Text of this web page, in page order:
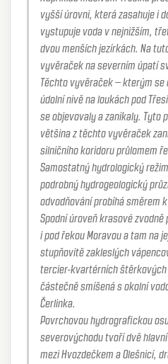
vyšší úrovni, která zasahuje i
vystupuje voda v nejnižším,
dvou menších jezírkách. Na tuto
vyvěraček na severním úpatí
Těchto vyvěraček – kterým se obecně říká
údolní nivě na loukách pod
se objevovaly a zanikaly. Tyto
většina z těchto vyvěraček zanikla, po vybudování nového
silničního koridoru průlomem řeky Moravy mezi
Samostatný hydrologický
podrobný hydrogeologický průzkum v dobývacím prostoru této kry, její
odvodňování probíhá směrem k východu
Spodní úroveň krasové
i pod řekou Moravou a tam na
stupňovitě zakleslých
tercier-kvartérních štěrkových sedimentů, z kterých je tato krasová voda,
částečně smíšená s okolní
Čerlinka.
Povrchovou hydrografickou
severovýchodu tvoří dvě hlavní vodoteče a to potok Rachavka, pramenící
mezi Hvozdečkem a Olešnicí, druhým potokem je pak Hradečka, pramenící